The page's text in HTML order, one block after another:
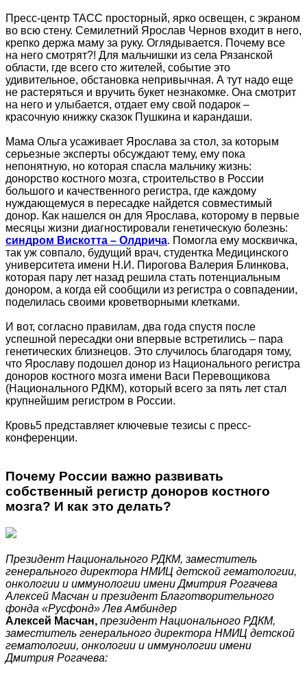
Пресс-центр ТАСС просторный, ярко освещен, с экраном
во всю стену. Семилетний Ярослав Чернов входит в него,
крепко держа маму за руку. Оглядывается. Почему все
на него смотрят?! Для мальчишки из села Рязанской
области, где всего сто жителей, событие это
удивительное, обстановка непривычная. А тут надо еще
не растеряться и вручить букет незнакомке. Она смотрит
на него и улыбается, отдает ему свой подарок –
красочную книжку сказок Пушкина и карандаши.
Мама Ольга усаживает Ярослава за стол, за которым
серьезные эксперты обсуждают тему, ему пока
непонятную, но которая спасла мальчику жизнь:
донорство костного мозга, строительство в России
большого и качественного регистра, где каждому
нуждающемуся в пересадке найдется совместимый
донор. Как нашелся он для Ярослава, которому в первые
месяцы жизни диагностировали генетическую болезнь:
синдром Вискотта – Олдрича. Помогла ему москвичка,
так уж совпало, будущий врач, студентка Медицинского
университета имени Н.И. Пирогова Валерия Блинкова,
которая пару лет назад решила стать потенциальным
донором, а когда ей сообщили из регистра о совпадении,
поделилась своими кроветворными клетками.
И вот, согласно правилам, два года спустя после
успешной пересадки они впервые встретились – пара
генетических близнецов. Это случилось благодаря тому,
что Ярославу подошел донор из Национального регистра
доноров костного мозга имени Васи Перевощикова
(Национального РДКМ), который всего за пять лет стал
крупнейшим регистром в России.
Кровь5 представляет ключевые тезисы с пресс-
конференции.
Почему России важно развивать
собственный регистр доноров костного
мозга? И как это делать?
Президент Национального РДКМ, заместитель
генерального директора НМИЦ детской гематологии,
онкологии и иммунологии имени Дмитрия Рогачева
Алексей Масчан и президент Благотворительного
фонда «Русфонд» Лев Амбиндер
Алексей Масчан, президент Национального РДКМ,
заместитель генерального директора НМИЦ детской
гематологии, онкологии и иммунологии имени
Дмитрия Рогачева: